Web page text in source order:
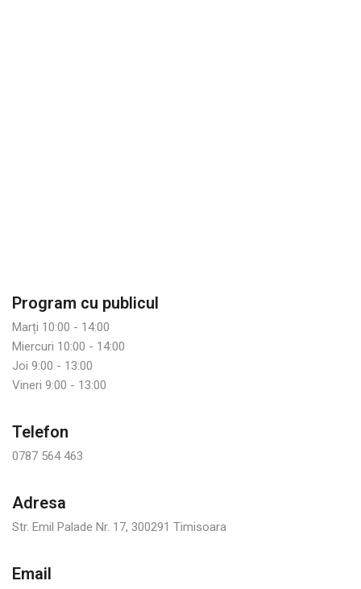
Program cu publicul
Marți 10:00 - 14:00
Miercuri 10:00 - 14:00
Joi 9:00 - 13:00
Vineri 9:00 - 13:00
Telefon
0787 564 463
Adresa
Str. Emil Palade Nr. 17, 300291 Timisoara
Email